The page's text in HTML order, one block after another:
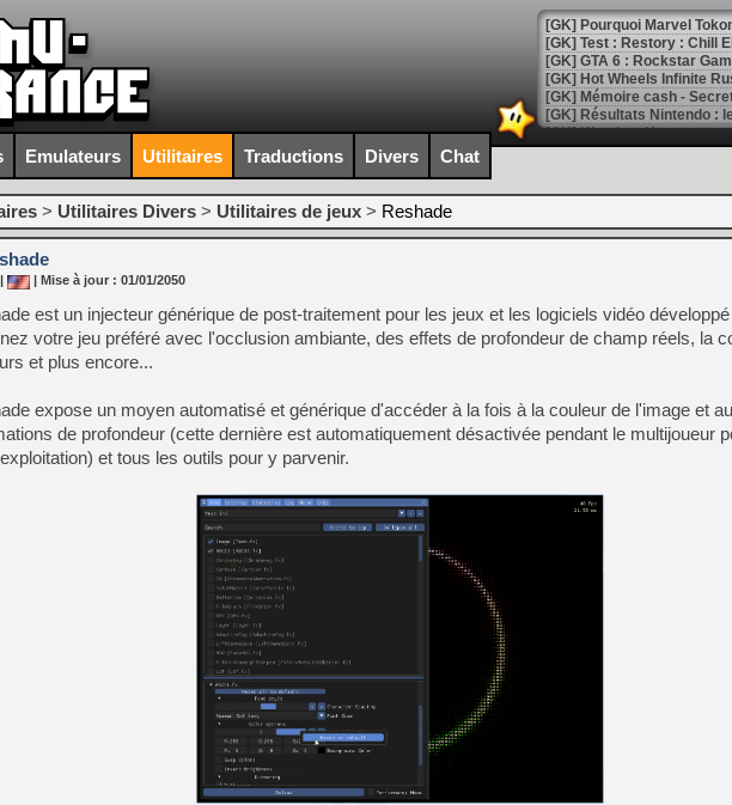
[GK] Pourquoi Marvel
[GK] Test : Restory : Chill
[GK] GTA 6 : Rockstar
[GK] Hot Wheels Infinite
[GK] Mémoire cash -
[GK] Résultats Nintendo :
[GK] Déjà des
[Mo5] Brickboy cherche à
[GK] Minecraft et ses «
[GK] Beast of
[GK] Ubisoft : fin de partie
[GK] Mémoire cash -
[GK] Dan Houser (GTA)
[GK] Comment EA Sports
[GK] Crimson Moon : un
[GK] Isle of Reveries : le
[GK] Moonlighter 2 : The
[GK] Capcom relance
[Mo5] Deux inédits du
[GK] Le beat'em up The
[GK] Endless Legend 2 :
[LS] [PS5] Le WebKit
[GK] Oubliez Crazy Taxi,
[LS] [Switch] NSZ 5.0.0
[GK] No More Room in
[GK] Un chatbot Atelier
Emulateurs Utilitaires Traductions Divers Chat
> Utilitaires Divers > Utilitaires de jeux > Reshade
| Mise à jour : 01/01/2050
est un injecteur générique de post-traitement pour les jeux et les logiciels vidéo
votre jeu préféré avec l'occlusion ambiante, des effets de profondeur de champ réels, la
et plus encore...
expose un moyen automatisé et générique d'accéder à la fois à la couleur de l'image et
de profondeur (cette dernière est automatiquement désactivée pendant le multijoueur
et tous les outils pour y parvenir.